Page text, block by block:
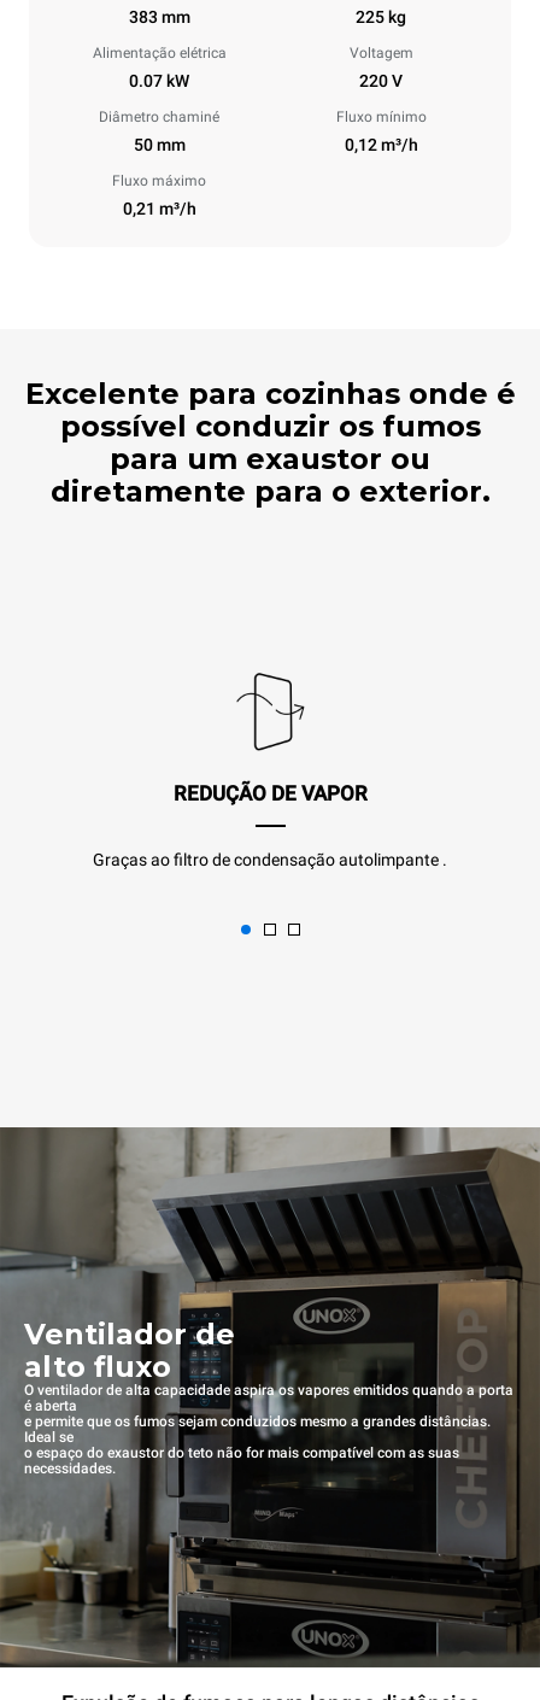
383 mm 225 kg
Alimentação elétrica
0.07 kW
Voltagem
220 V
Diâmetro chaminé
50 mm
Fluxo mínimo
0,12 m³/h
Fluxo máximo
0,21 m³/h
Excelente para cozinhas onde é
possível conduzir os fumos
para um exaustor ou
diretamente para o exterior.
REDUÇÃO DE VAPOR
Graças ao filtro de condensação autolimpante .
Ventilador de
alto fluxo
O ventilador de alta capacidade aspira os vapores emitidos quando a porta
é aberta
e permite que os fumos sejam conduzidos mesmo a grandes distâncias.
Ideal se
o espaço do exaustor do teto não for mais compatível com as suas
necessidades.